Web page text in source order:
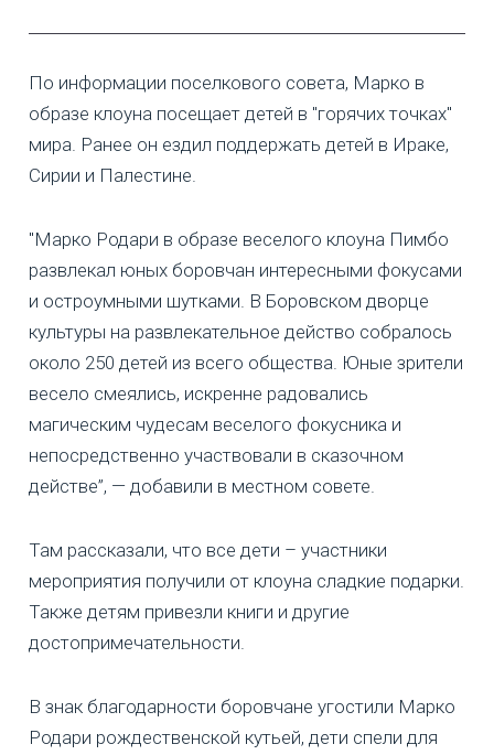
По информации поселкового совета, Марко в
образе клоуна посещает детей в "горячих точках"
мира. Ранее он ездил поддержать детей в Ираке,
Сирии и Палестине.
"Марко Родари в образе веселого клоуна Пимбо
развлекал юных боровчан интересными фокусами
и остроумными шутками. В Боровском дворце
культуры на развлекательное действо собралось
около 250 детей из всего общества. Юные зрители
весело смеялись, искренне радовались
магическим чудесам веселого фокусника и
непосредственно участвовали в сказочном
действе”, — добавили в местном совете.
Там рассказали, что все дети – участники
мероприятия получили от клоуна сладкие подарки.
Также детям привезли книги и другие
достопримечательности.
В знак благодарности боровчане угостили Марко
Родари рождественской кутьей, дети спели для